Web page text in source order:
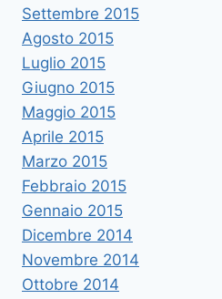
Settembre 2015
Agosto 2015
Luglio 2015
Giugno 2015
Maggio 2015
Aprile 2015
Marzo 2015
Febbraio 2015
Gennaio 2015
Dicembre 2014
Novembre 2014
Ottobre 2014